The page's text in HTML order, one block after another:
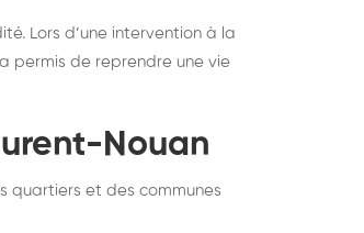
Lors d’une intervention à la
permis de reprendre une vie
Nouan
quartiers et des communes